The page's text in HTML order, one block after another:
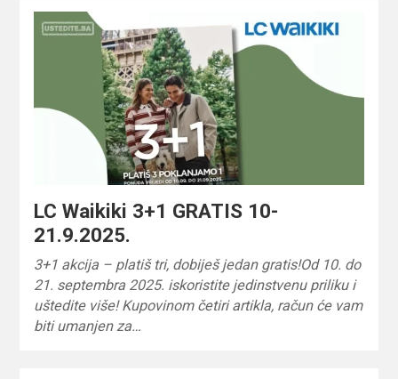
LC Waikiki 3+1 GRATIS 10-
21.9.2025.
3+1 akcija – platiš tri, dobiješ jedan gratis!Od 10. do
21. septembra 2025. iskoristite jedinstvenu priliku i
uštedite više! Kupovinom četiri artikla, račun će vam
biti umanjen za…